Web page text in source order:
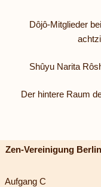
Dôjô-Mitglieder
Shûyu Narita
Der hintere Raum
Zen-Vereinigung
Aufgang C